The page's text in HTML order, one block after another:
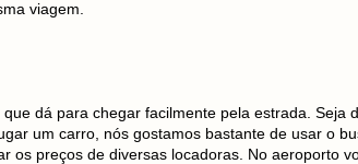
viagem.
dá para chegar facilmente pela estrada. Seja
um carro, nós gostamos bastante de usar o
os preços de diversas locadoras. No aeroporto